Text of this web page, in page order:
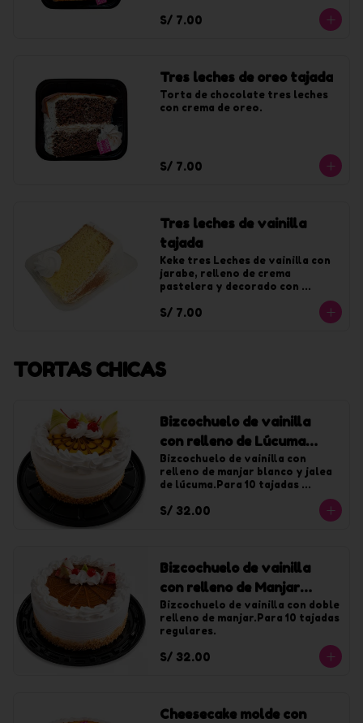
S/ 7.00
Tres leches de oreo tajada
Torta de chocolate tres leches
con crema de oreo.
S/ 7.00
Tres leches de vainilla
tajada
Keke tres Leches de vainilla con
jarabe, relleno de crema
pastelera y decorado con
S/ 7.00
TORTAS CHICAS
Bizcochuelo de vainilla
con relleno de Lúcuma
chica
Bizcochuelo de vainilla con
relleno de manjar blanco y jalea
de lúcuma.Para 10 tajadas
S/ 32.00
Bizcochuelo de vainilla
con relleno de Manjar
chica
Bizcochuelo de vainilla con doble
relleno de manjar.Para 10 tajadas
regulares.
S/ 32.00
Cheesecake molde con